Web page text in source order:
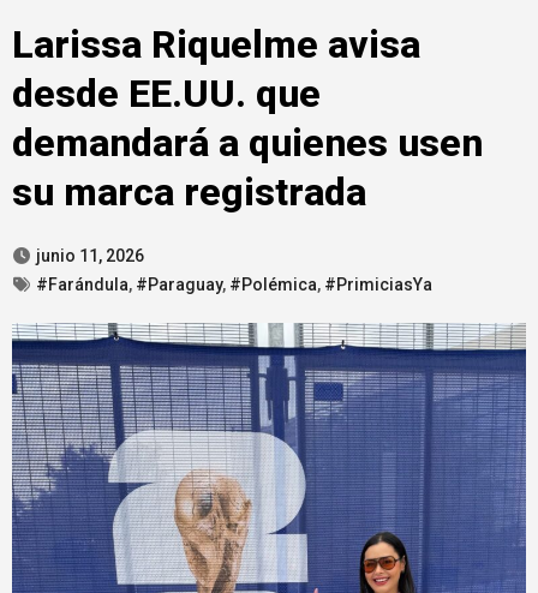
Larissa Riquelme avisa
desde EE.UU. que
demandará a quienes usen
su marca registrada
junio 11, 2026
#Farándula, #Paraguay, #Polémica, #PrimiciasYa